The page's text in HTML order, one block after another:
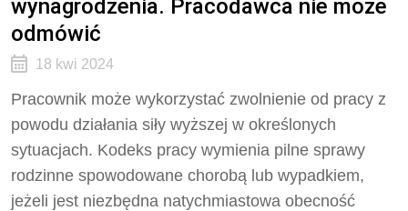
wynagrodzenia. Pracodawca nie może
odmówić
18 kwi 2024
Pracownik może wykorzystać zwolnienie od pracy z
powodu działania siły wyższej w określonych
sytuacjach. Kodeks pracy wymienia pilne sprawy
rodzinne spowodowane chorobą lub wypadkiem,
jeżeli jest niezbędna natychmiastowa obecność